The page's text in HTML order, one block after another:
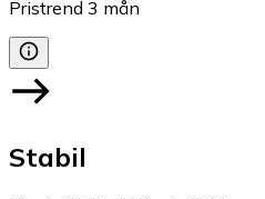
Pristrend 3 mån
Stabil